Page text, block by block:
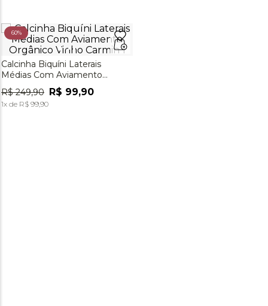
60%
Calcinha Biquíni Laterais
Médias Com Aviamento
Orgânico Vinho Carmin
R$ 249,90 R$ 99,90
1x de R$ 99,90